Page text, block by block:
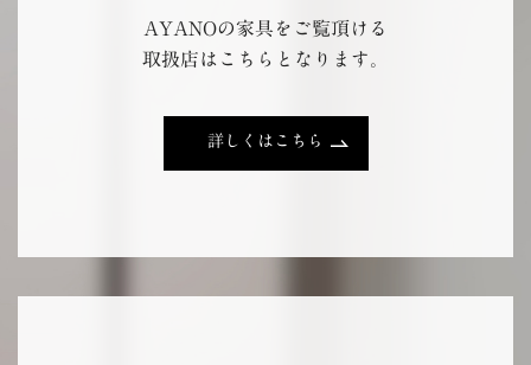
AYANOの家具をご覧頂ける
取扱店はこちらとなります。
詳しくはこちら